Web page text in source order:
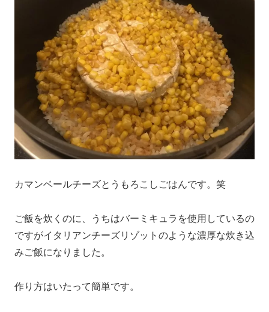
カマンベールチーズとうもろこしごはんです。笑
ご飯を炊くのに、うちはバーミキュラを使用しているの
ですがイタリアンチーズリゾットのような濃厚な炊き込
みご飯になりました。
作り方はいたって簡単です。